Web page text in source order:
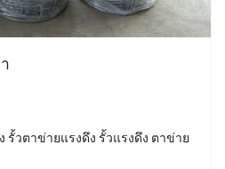
รั้วตาข่ายแรงดึง รั้วแรงดึง ตาข่าย